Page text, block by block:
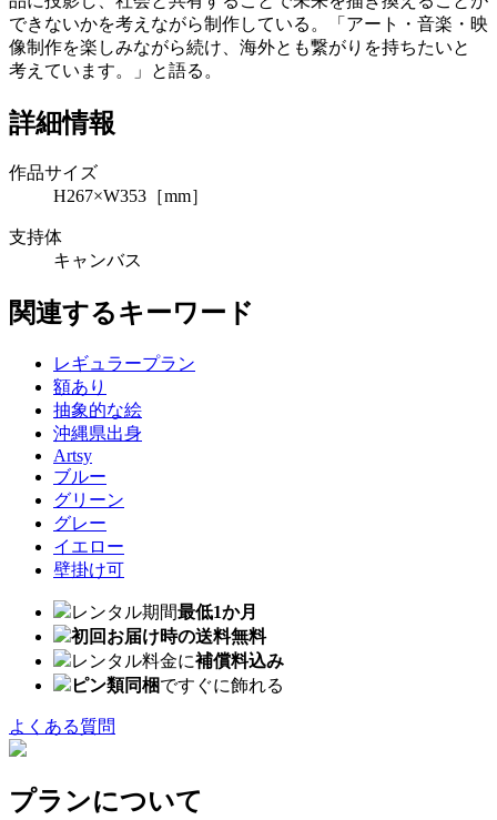
できないかを考えながら制作している。「アート・音楽・映
像制作を楽しみながら続け、海外とも繋がりを持ちたいと
考えています。」と語る。
詳細情報
作品サイズ
H267×W353［mm］
支持体
キャンバス
関連するキーワード
レギュラープラン
額あり
抽象的な絵
沖縄県出身
Artsy
ブルー
グリーン
グレー
イエロー
壁掛け可
レンタル期間最低1か月
初回お届け時の送料無料
レンタル料金に補償料込み
ピン類同梱ですぐに飾れる
よくある質問
プランについて